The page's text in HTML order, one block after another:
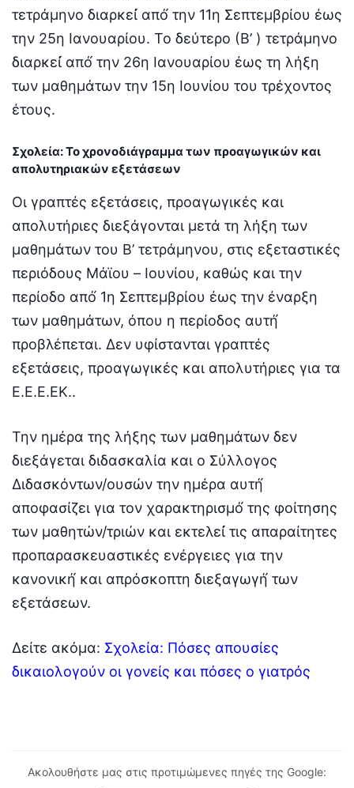
τετράμηνο διαρκεί́ από́ την 11η Σεπτεμβρίου έως
την 25η Ιανουαρίου. Το δεύτερο (Β’ ) τετράμηνο
διαρκεί́ από́ την 26η Ιανουαρίου έως τη λήξη
των μαθημάτων την 15η Ιουνίου του τρέχοντος
έτους.
Σχολεία:Το χρονοδιάγραμμα των προαγωγικών και
απολυτηριακών εξετάσεων
Οι γραπτές εξετάσεις, προαγωγικές και
απολυτήριες διεξάγονται μετά τη λήξη των
μαθημάτων του Β’ τετράμηνου, στις εξεταστικές
περιόδους Μάϊου – Ιουνίου, καθώς και την
περίοδο από́ 1η Σεπτεμβρίου έως την έναρξη
των μαθημάτων, όπου η περίοδος αυτή́
προβλέπεται. Δεν υφίστανται γραπτές
εξετάσεις, προαγωγικές και απολυτήριες για τα
Ε.Ε.Ε.ΕΚ..
Την ημέρα της λήξης των μαθημάτων δεν
διεξάγεται διδασκαλία και ο Σύλλογος
Διδασκόντων/ουσών την ημέρα αυτή́
αποφασίζει για τον χαρακτηρισμό́ της φοίτησης
των μαθητών/τριών και εκτελεί́ τις απαραίτητες
προπαρασκευαστικές ενέργειες για την
κανονική́ και απρόσκοπτη διεξαγωγή́ των
εξετάσεων.
Δείτε ακόμα: Σχολεία: Πόσες απουσίες
δικαιολογούν οι γονείς και πόσες ο γιατρός
Ακολουθήστε μας στις προτιμώμενες πηγές της Google: